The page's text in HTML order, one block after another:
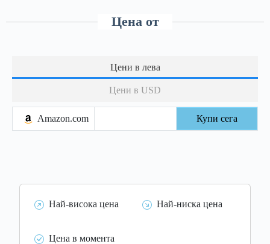
Цена от
Цени в лева
Цени в USD
Amazon.com Купи сега
Най-висока цена Най-ниска цена
Цена в момента